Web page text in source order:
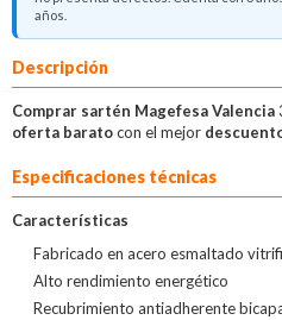
años.
Descripción
Comprar sartén Magefesa Valencia
oferta baratocon el mejor
Especificaciones técnicas
Características
Fabricado en acero esmaltado
Alto rendimiento energético
Recubrimiento antiadherente